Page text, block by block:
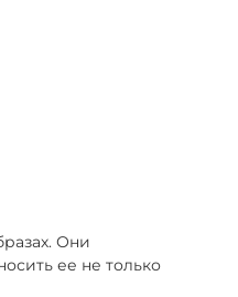
Они
ее не только